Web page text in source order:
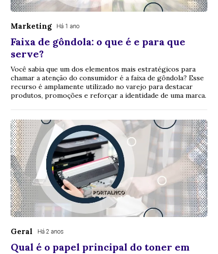
Marketing Há 1 ano
Faixa de gôndola: o que é e para que
serve?
Você sabia que um dos elementos mais estratégicos para
chamar a atenção do consumidor é a faixa de gôndola? Esse
recurso é amplamente utilizado no varejo para destacar
produtos, promoções e reforçar a identidade de uma marca.
Geral Há 2 anos
Qual é o papel principal do toner em